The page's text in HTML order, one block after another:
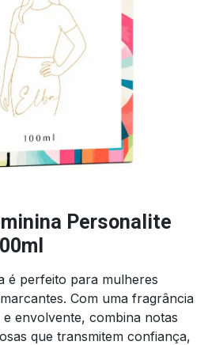
Personalite
é perfeito para mulheres
Com uma fragrância
envolvente, combina notas
que transmitem confiança,